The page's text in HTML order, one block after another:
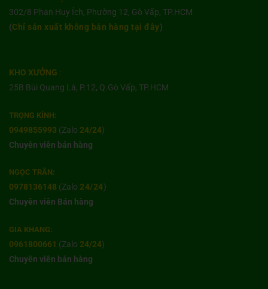
302/8 Phan Huy Ích, Phường 12, Gò Vấp, TP.HCM
(Chỉ sản xuất không bán hàng tại đây)
KHO XƯỞNG :
25B Bùi Quang Là, P.12, Q.Gò Vấp, TP.HCM
TRỌNG KÍNH:
0949855993 (Zalo 24/24)
Chuyên viên bán hàng
NGỌC TRÂN:
0978136148 (Zalo 24/24)
Chuyên viên Bán hàng
GIA KHANG:
0961800661 (Zalo 24/24)
Chuyên viên bán hàng